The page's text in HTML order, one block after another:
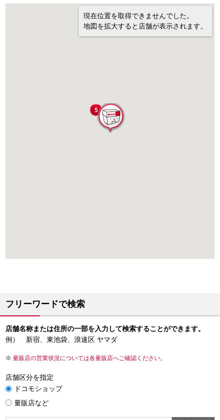
現在位置を取得できませんでした。
地図を拡大すると店舗が表示されます。
フリーワードで検索
店舗名称または住所の一部を入力して検索することができます。
例） 新宿、東池袋、浪速区 ヤマダ
量販店の営業状況については各量販店へご確認ください。
店舗区分を指定
ドコモショップ
量販店など